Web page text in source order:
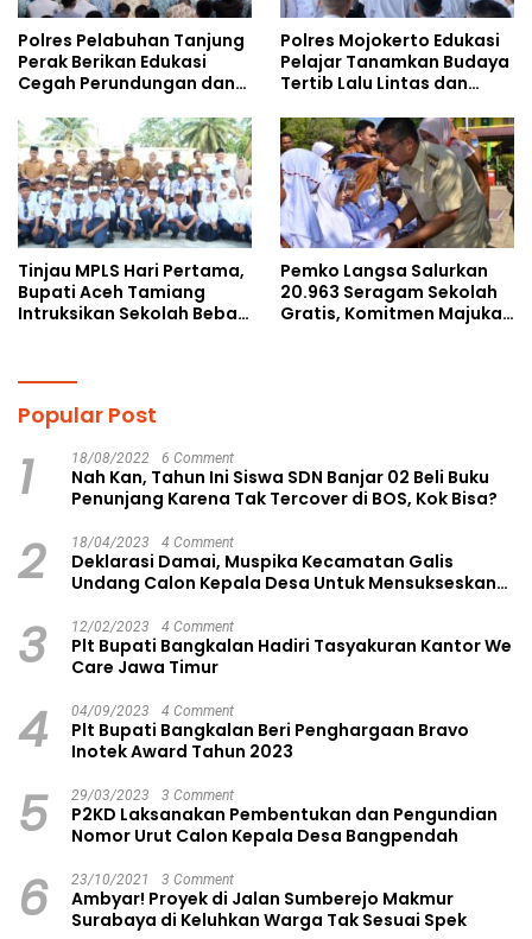
Polres Pelabuhan Tanjung
Perak Berikan Edukasi
Cegah Perundungan dan
kepada Pelajar MPLS
Polres Mojokerto Edukasi
Pelajar Tanamkan Budaya
Tertib Lalu Lintas dan
Tinjau MPLS Hari Pertama,
Bupati Aceh Tamiang
Intruksikan Sekolah Bebas
Pemko Langsa Salurkan
20.963 Seragam Sekolah
Gratis, Komitmen Majukan
Popular Post
1 18/08/2022 6 Comment
Nah Kan, Tahun Ini Siswa SDN Banjar 02 Beli Buku
Penunjang Karena Tak Tercover di BOS, Kok Bisa?
2 18/04/2023 4 Comment
Deklarasi Damai, Muspika Kecamatan Galis
Undang Calon Kepala Desa Untuk Mensukseskan
3 12/02/2023 4 Comment
Plt Bupati Bangkalan Hadiri Tasyakuran Kantor We
Care Jawa Timur
4 04/09/2023 4 Comment
Plt Bupati Bangkalan Beri Penghargaan Bravo
Inotek Award Tahun 2023
5 29/03/2023 3 Comment
P2KD Laksanakan Pembentukan dan Pengundian
Nomor Urut Calon Kepala Desa Bangpendah
6 23/10/2021 3 Comment
Ambyar! Proyek di Jalan Sumberejo Makmur
Surabaya di Keluhkan Warga Tak Sesuai Spek